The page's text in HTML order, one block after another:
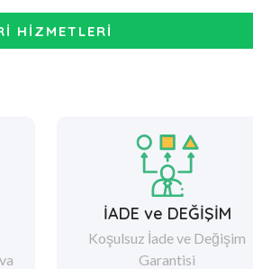
HİZMETLERİ
İADE ve DEĞİŞİM
Koşulsuz İade ve Değişim
Garantisi